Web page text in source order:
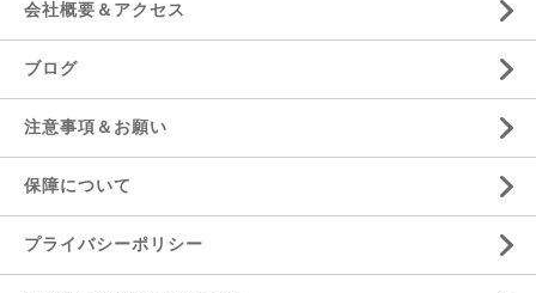
会社概要＆アクセス
ブログ
注意事項＆お願い
保障について
プライバシーポリシー